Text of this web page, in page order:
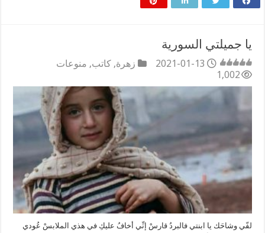
يا جميلتي السورية
2021-01-13 زهرة, كاتب, منوعات
1,002
لفّي وشاحَك يا ابنتي فالبردُ قارسْ إنِّي أخافُ عليكِ في هذي الملابسْ عُودي